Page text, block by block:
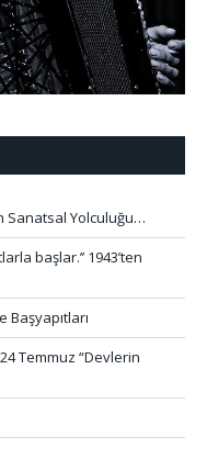
Sanatsal Yolculuğu…
başlar.’’ 1943’ten
Başyapıtları
Temmuz “Devlerin